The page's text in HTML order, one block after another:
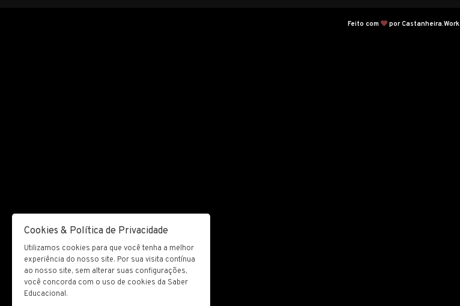
Feito com por Castanheira.Work
Cookies & Política de Privacidade
Utilizamos cookies para que você tenha a melhor
experiência do nosso site. Por sua visita contínua
ao nosso site, sem alterar suas configurações,
você concorda com o uso de cookies da Saber
Educacional.